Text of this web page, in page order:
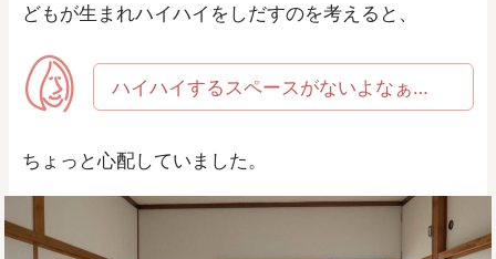
どもが生まれハイハイをしだすのを考えると、
ハイハイするスペースがないよなぁ…
ちょっと心配していました。